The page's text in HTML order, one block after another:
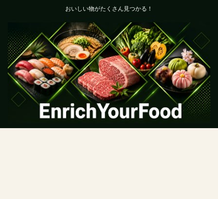
おいしい物がたくさん見つかる！